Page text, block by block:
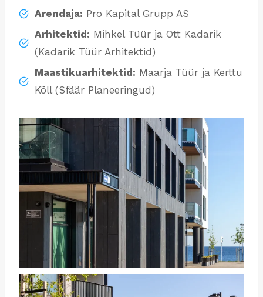
Arendaja: Pro Kapital Grupp AS
Arhitektid: Mihkel Tüür ja Ott Kadarik
(Kadarik Tüür Arhitektid)
Maastikuarhitektid: Maarja Tüür ja Kerttu
Kõll (Sfäär Planeeringud)